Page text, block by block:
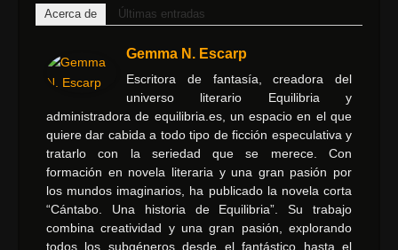
Acerca de Últimas entradas
Gemma N. Escarp
Escritora de fantasía, creadora del
universo literario Equilibria y
administradora de equilibria.es, un espacio en el que
quiere dar cabida a todo tipo de ficción especulativa y
tratarlo con la seriedad que se merece. Con
formación en novela literaria y una gran pasión por
los mundos imaginarios, ha publicado la novela corta
“Cántabo. Una historia de Equilibria”. Su trabajo
combina creatividad y una gran pasión, explorando
todos los subgéneros desde el fantástico hasta el